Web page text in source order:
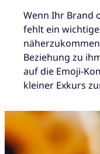
Wenn Ihr Brand
fehlt ein
Beziehung zu
auf die Emoji-
kleiner Exkurs